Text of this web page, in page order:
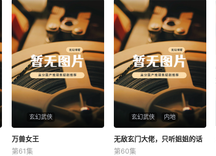
玄幻武侠
万兽女王
未知
万兽女王
第61集
玄幻武侠 内地
无敌玄门大佬，只听姐姐的话
未知
无敌玄门大佬，只听姐姐的话
第60集